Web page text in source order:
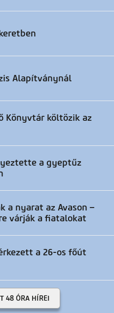
Alapítványnál
Könyvtár költözik az
a gyeptűz
a nyarat az Avason –
várják a fiatalokat
a 26-os főút
48 ÓRA HÍREI